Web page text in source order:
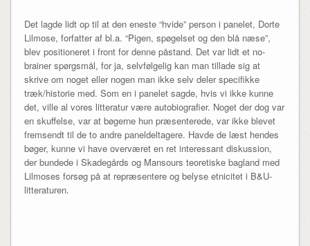
Det lagde lidt op til at den eneste “hvide” person i panelet, Dorte
Lilmose, forfatter af bl.a. “Pigen, spøgelset og den blå næse”,
blev positioneret i front for denne påstand. Det var lidt et no-
brainer spørgsmål, for ja, selvfølgelig kan man tillade sig at
skrive om noget eller nogen man ikke selv deler specifikke
træk/historie med. Som en i panelet sagde, hvis vi ikke kunne
det, ville al vores litteratur være autobiografier. Noget der dog var
en skuffelse, var at bøgerne hun præsenterede, var ikke blevet
fremsendt til de to andre paneldeltagere. Havde de læst hendes
bøger, kunne vi have overværet en ret interessant diskussion,
der bundede i Skadegårds og Mansours teoretiske bagland med
Lilmoses forsøg på at repræsentere og belyse etnicitet i B&U-
litteraturen.